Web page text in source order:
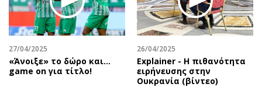
27/04/2025
«Άνοιξε» το δώρο και…
game on για τίτλο!
26/04/2025
Explainer - Η πιθανότητα
ειρήνευσης στην
Ουκρανία (βίντεο)